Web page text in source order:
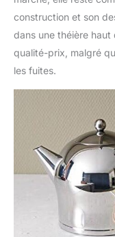
construction et son
dans une théière
qualité-prix, malgré
les fuites.